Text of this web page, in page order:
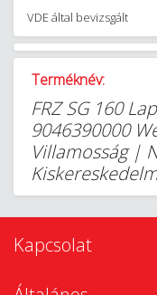
VDE által bevizsgált
Terméknév:
FRZ SG 160
9046390000
Villamosság |
Kapcsolat